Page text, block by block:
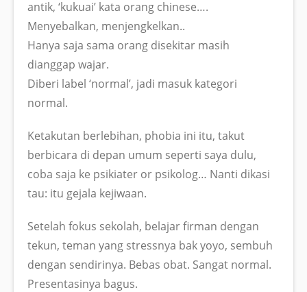
antik, ‘kukuai’ kata orang chinese….
Menyebalkan, menjengkelkan..
Hanya saja sama orang disekitar masih
dianggap wajar.
Diberi label ‘normal’, jadi masuk kategori
normal.
Ketakutan berlebihan, phobia ini itu, takut
berbicara di depan umum seperti saya dulu,
coba saja ke psikiater or psikolog… Nanti dikasi
tau: itu gejala kejiwaan.
Setelah fokus sekolah, belajar firman dengan
tekun, teman yang stressnya bak yoyo, sembuh
dengan sendirinya. Bebas obat. Sangat normal.
Presentasinya bagus.